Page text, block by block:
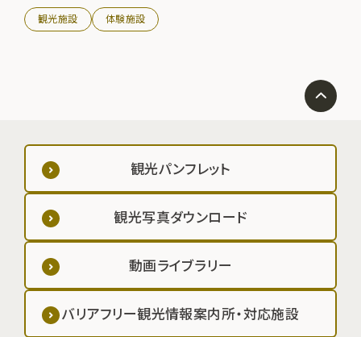
ンチ、野外炊事場があり憩いの場として利用できる。
観光施設 体験施設
観光パンフレット
観光写真ダウンロード
動画ライブラリー
バリアフリー観光情報案内所・対応施設